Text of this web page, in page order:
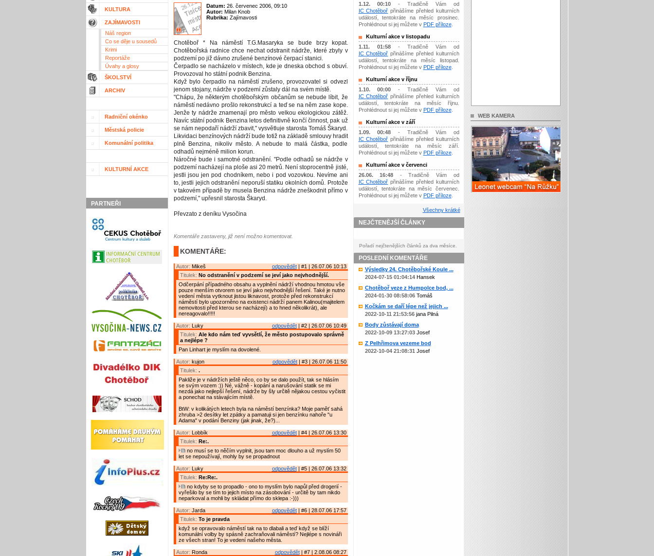
KULTURA
ZAJÍMAVOSTI
Náš region
Co se děje u sousedů
Krimi
Reportáže
Úvahy a glosy
ŠKOLSTVÍ
ARCHIV
Radniční okénko
Městská policie
Komunální politika
KULTURNÍ AKCE
PARTNEŘI
Datum: 26. červenec 2006, 09:10
Autor: Milan Knob
Rubrika: Zajímavosti
Chotěboř * Na náměstí T.G.Masaryka se bude brzy kopat.
Chotěbořská radnice chce nechat odstranit nádrže, které zbyly v
podzemí po již dávno zrušené benzínové čerpací stanici.
Čerpadlo se nacházelo v místech, kde je dneska obchod s obuví.
Provozoval ho státní podnik Benzina.
Když bylo čerpadlo na náměstí zrušeno, provozovatel si odvezl
jenom stojany, nádrže v podzemí zůstaly dál na svém místě.
"Chápu, že některým chotěbořským občanům se nebude líbit, že
náměstí nedávno prošlo rekonstrukcí a teď se na něm zase kope.
Jenže ty nádrže znamenají pro město velkou ekologickou zátěž.
Navíc státní podnik Benzina letos definitivně končí činnost, pak už
se nám nepodaří nádrží zbavit," vysvětluje starosta Tomáš Škaryd.
Likvidaci benzínových nádrží bude totiž na základě smlouvy hradit
plně Benzina, nikoliv město. A nebude to malá částka, podle
odhadů nejméně milion korun.
Náročné bude i samotné odstranění. "Podle odhadů se nádrže v
podzemí nacházejí na ploše asi 20 metrů. Není stoprocentně jisté,
jestli jsou jen pod chodníkem, nebo i pod vozovkou. Nevíme ani
to, jestli jejich odstranění neporuší statiku okolních domů. Protože
v takovém případě by musela Benzina nádrže zneškodnit přímo v
podzemí," upřesnil starosta Škaryd.
Převzato z deníku Vysočina
Komentáře zastaveny, již není možno komentovat.
KOMENTÁŘE:
odpovědět| #1 | 26.07.06 10:13
Autor: Mikeš
Titulek: No odstranění v podzemí se jeví jako nejvhodnější.
Odčerpání případného obsahu a vyplnění nádrží vhodnou hmotou vše
pouze menším otvorem se jeví jako nejvhodnější řešení. Také je nutno
vedení města vytknout jistou liknavost, protože před rekonstrukcí
náměstí bylo upozorněno na existenci nádrží panem Kalinou(majitelem
nemovitosti před kterou se nacházejí) a to hned několikrát), ale
nereagovalo!!!!!
odpovědět| #2 | 26.07.06 10:49
Autor: Luky
Titulek: Ale kdo nám teď vyvsětlí, že město postupovalo správně
a nejlépe ?
Pan Linhart je myslím na dovolené.
odpovědět| #3 | 26.07.06 11:50
Autor: kujon
Titulek: .
Pakliže je v nádržích ještě něco, co by se dalo použít, tak se hlásím
se svým vozem :)) Né, vážně - kopání a narušování statik se mi
nezdá jako nejlepší řešení, nádrže by šly určitě nějakou cestou vyčistit
a ponechat na stávajícím místě.
BtW: v kolikátých letech byla na náměstí benzínka? Moje paměť sahá
zhruba >2 desítky let zpátky a pamatuji si jen benzínku nahoře "u
Adama" v podání Benziny (jak jinak, že?)...
odpovědět| #4 | 26.07.06 13:30
Autor: Lobbík
Titulek: Re:.
no musí se to něčím vyplnit, jsou tam moc dlouho a už myslím 50
let se nepoužívají, mohly by se propadnout
odpovědět| #5 | 26.07.06 13:32
Autor: Luky
Titulek: Re:Re:.
no kdyby se to propadlo - ono to myslím bylo napůl před drogerií -
vyřešilo by se tím to jejich místo na zásobování - určitě by tam nikdo
neparkoval a mohli by skládat přímo do sklepa :-)))
odpovědět| #6 | 28.07.06 17:57
Autor: Jarda
Titulek: To je pravda
když se opravovalo náměstí tak na to dlabali a teď když se blíží
komunální volby by spásně zachraňovali náměstí? Nejlépe s novináři
ze všech stran! To je vedení našeho města.
odpovědět| #7 | 2.08.06 08:27
Autor: Ronda
1.12. 00:10 - Tradičně Vám od
IC Chotěboř přinášíme přehled kulturních
událostí, tentokráte na měsíc prosinec.
Prohlédnout si jej můžete v PDF příloze.
Kulturní akce v listopadu
1.11. 01:58- Tradičně Vám od
IC Chotěboř přinášíme přehled kulturních
událostí, tentokráte na měsíc listopad.
Prohlédnout si jej můžete v PDF příloze.
Kulturní akce v říjnu
1.10. 00:00 - Tradičně Vám od
IC Chotěboř přinášíme přehled kulturních
událostí, tentokráte na měsíc říjnu.
Prohlédnout si jej můžete v PDF příloze.
Kulturní akce v září
1.09. 00:48 - Tradičně Vám od
IC Chotěboř přinášíme přehled kulturních
událostí, tentokráte na měsíc září.
Prohlédnout si jej můžete v PDF příloze.
Kulturní akce v červenci
26.06. 16:48 - Tradičně Vám od
IC Chotěboř přinášíme přehled kulturních
událostí, tentokráte na měsíc červenec.
Prohlédnout si jej můžete v PDF příloze.
Všechny krátké
NEJČTENĚJŠÍ ČLÁNKY
Pořadí nejčtenějších článků za dva měsíce.
POSLEDNÍ KOMENTÁŘE
Výsledky 24. Chotěbořské Koule ...
2024-07-15 01:04:14Hansek
Chotěboř veze z Humpolce bod, ...
2024-01-30 08:58:06Tomáš
Kočkám se daří lépe než jejich ...
2022-10-11 21:53:56jana Pilná
Body zůstávají doma
2022-10-09 13:27:03Josef
Z Pelhřimova vezeme bod
2022-10-04 21:08:31 Josef
WEB KAMERA